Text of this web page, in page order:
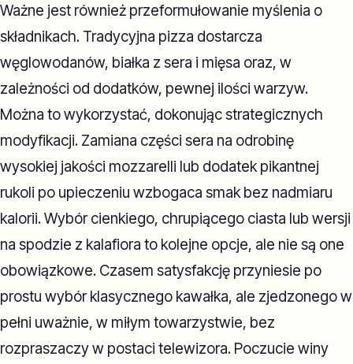
Ważne jest również przeformułowanie myślenia o
składnikach. Tradycyjna pizza dostarcza
węglowodanów, białka z sera i mięsa oraz, w
zależności od dodatków, pewnej ilości warzyw.
Można to wykorzystać, dokonując strategicznych
modyfikacji. Zamiana części sera na odrobinę
wysokiej jakości mozzarelli lub dodatek pikantnej
rukoli po upieczeniu wzbogaca smak bez nadmiaru
kalorii. Wybór cienkiego, chrupiącego ciasta lub wersji
na spodzie z kalafiora to kolejne opcje, ale nie są one
obowiązkowe. Czasem satysfakcję przyniesie po
prostu wybór klasycznego kawałka, ale zjedzonego w
pełni uważnie, w miłym towarzystwie, bez
rozpraszaczy w postaci telewizora. Poczucie winy